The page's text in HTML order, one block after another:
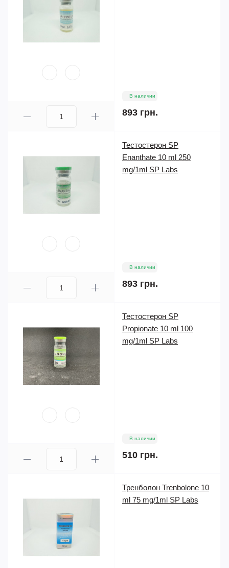
В наличии
893 грн.
Тестостерон SP
Enanthate 10 ml 250
mg/1ml SP Labs
В наличии
893 грн.
Тестостерон SP
Propionate 10 ml 100
mg/1ml SP Labs
В наличии
510 грн.
Тренболон Trenbolone 10
ml 75 mg/1ml SP Labs